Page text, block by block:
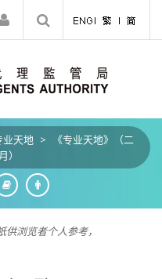
业天地 >
《专业天地》（二
）
浏览者个人参考，